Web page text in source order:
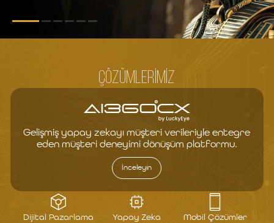
ÇÖZÜMLERİMİZ
Gelişmiş yapay zekayı müşteri verileriyle entegre
eden müşteri deneyimi dönüşüm platformu.
İnceleyin
Dijital Pazarlama
Yapay Zeka
Mobil Çözümler